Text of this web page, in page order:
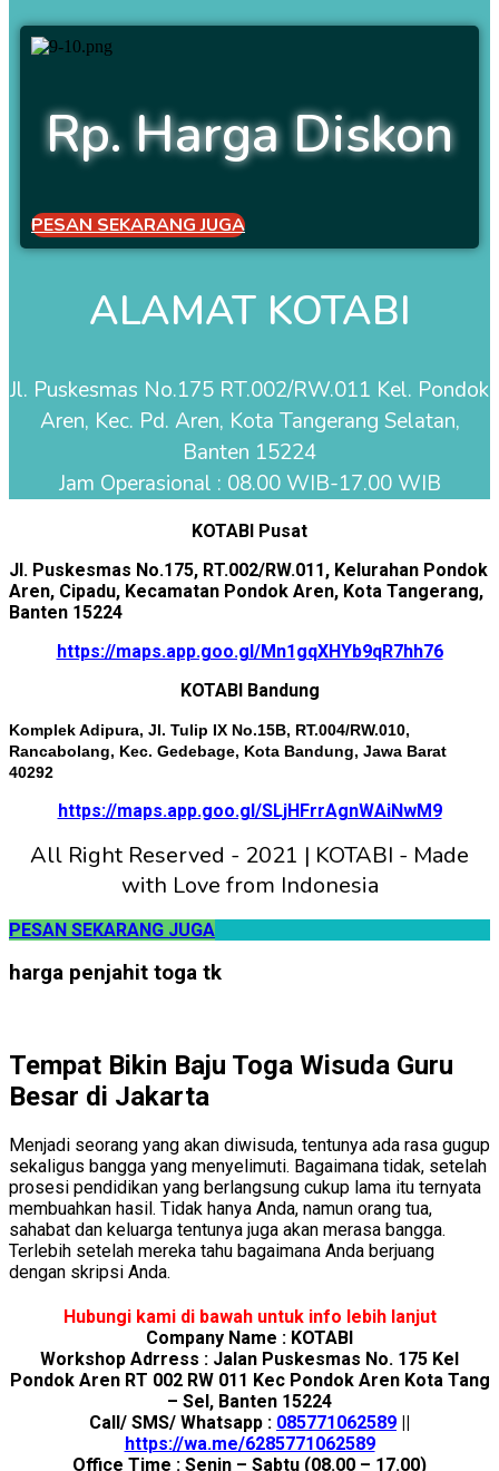
Rp. Harga Diskon
PESAN SEKARANG JUGA
ALAMAT KOTABI
Jl. Puskesmas No.175 RT.002/RW.011 Kel. Pondok
Aren, Kec. Pd. Aren, Kota Tangerang Selatan,
Banten 15224
Jam Operasional : 08.00 WIB-17.00 WIB
KOTABI Pusat
Jl. Puskesmas No.175, RT.002/RW.011, Kelurahan Pondok
Aren, Cipadu, Kecamatan Pondok Aren, Kota Tangerang,
Banten 15224
https://maps.app.goo.gl/Mn1gqXHYb9qR7hh76
KOTABI Bandung
Komplek Adipura, Jl. Tulip IX No.15B, RT.004/RW.010,
Rancabolang, Kec. Gedebage, Kota Bandung, Jawa Barat
40292
https://maps.app.goo.gl/SLjHFrrAgnWAiNwM9
All Right Reserved - 2021 | KOTABI - Made
with Love from Indonesia
PESAN SEKARANG JUGA
harga penjahit toga tk
Tempat Bikin Baju Toga Wisuda Guru
Besar di Jakarta
Menjadi seorang yang akan diwisuda, tentunya ada rasa gugup
sekaligus bangga yang menyelimuti. Bagaimana tidak, setelah
prosesi pendidikan yang berlangsung cukup lama itu ternyata
membuahkan hasil. Tidak hanya Anda, namun orang tua,
sahabat dan keluarga tentunya juga akan merasa bangga.
Terlebih setelah mereka tahu bagaimana Anda berjuang
dengan skripsi Anda.
Hubungi kami di bawah untuk info lebih lanjut
Company Name : KOTABI
Workshop Adrress : Jalan Puskesmas No. 175 Kel
Pondok Aren RT 002 RW 011 Kec Pondok Aren Kota Tang
– Sel, Banten 15224
Call/ SMS/ Whatsapp : 085771062589 ||
https://wa.me/6285771062589
Office Time : Senin – Sabtu (08.00 – 17.00)